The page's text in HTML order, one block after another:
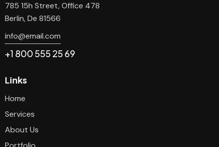
785 15h Street, Office 478
Berlin, De 81566
info@email.com
+1 800 555 25 69
Links
Home
Services
About Us